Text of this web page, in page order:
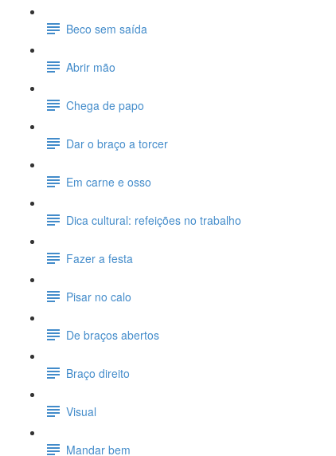
Beco sem saída
Abrir mão
Chega de papo
Dar o braço a torcer
Em carne e osso
Dica cultural: refeições no trabalho
Fazer a festa
Pisar no calo
De braços abertos
Braço direito
Visual
Mandar bem